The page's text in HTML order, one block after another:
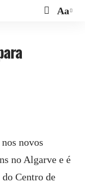
Aa
novos
no Algarve e é
Centro de